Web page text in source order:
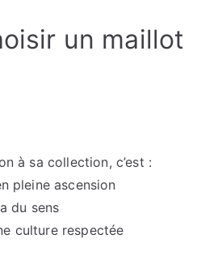
un maillot
à sa collection, c’est :
pleine ascension
du sens
culture respectée